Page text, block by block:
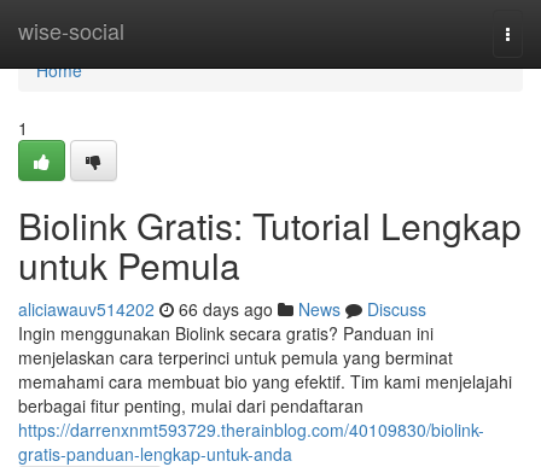
wise-social
Home
Home
1
Biolink Gratis: Tutorial Lengkap
untuk Pemula
aliciawauv514202 66 days ago News
Discuss
Ingin menggunakan Biolink secara gratis? Panduan ini
menjelaskan cara terperinci untuk pemula yang berminat
memahami cara membuat bio yang efektif. Tim kami menjelajahi
berbagai fitur penting, mulai dari pendaftaran
https://darrenxnmt593729.therainblog.com/40109830/biolink-
gratis-panduan-lengkap-untuk-anda